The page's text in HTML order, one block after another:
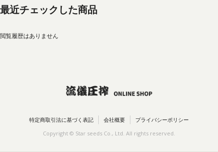
最近チェックした商品
閲覧履歴はありません
特定商取引法に基づく表記 会社概要 プライバシーポリシー
Copyright © Star seeds Co., Ltd. All rights reserved.